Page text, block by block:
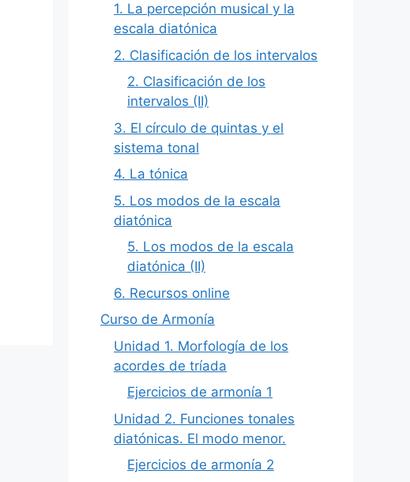
1. La percepción musical y la
escala diatónica
2. Clasificación de los intervalos
2. Clasificación de los
intervalos (II)
3. El círculo de quintas y el
sistema tonal
4. La tónica
5. Los modos de la escala
diatónica
5. Los modos de la escala
diatónica (II)
6. Recursos online
Curso de Armonía
Unidad 1. Morfología de los
acordes de tríada
Ejercicios de armonía 1
Unidad 2. Funciones tonales
diatónicas. El modo menor.
Ejercicios de armonía 2